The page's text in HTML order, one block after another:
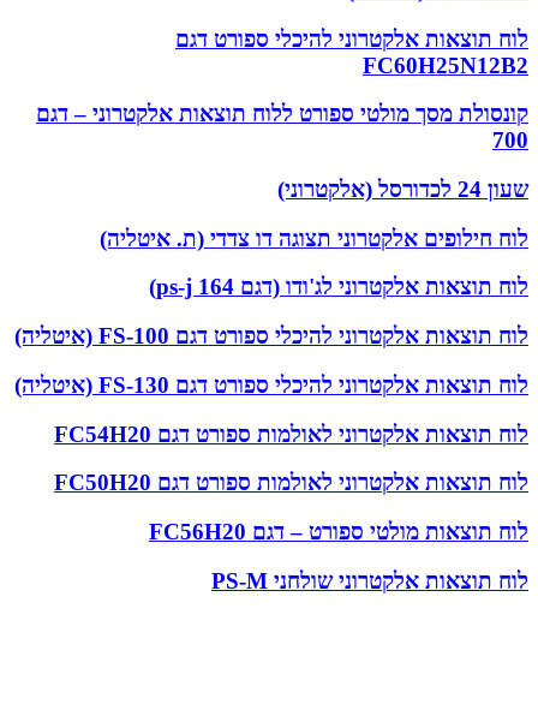
לוח תוצאות אלקטרוני להיכלי ספורט דגם
FC60H25N12B2
קונסולת מסך מולטי ספורט ללוח תוצאות אלקטרוני – דגם
700
שעון 24 לכדורסל (אלקטרוני)
לוח חילופים אלקטרוני תצוגה דו צדדי (ת. איטליה)
לוח תוצאות אלקטרוני לג'ודו (דגם ps-j 164)
לוח תוצאות אלקטרוני להיכלי ספורט דגם FS-100 (איטליה)
לוח תוצאות אלקטרוני להיכלי ספורט דגם FS-130 (איטליה)
לוח תוצאות אלקטרוני לאולמות ספורט דגם FC54H20
לוח תוצאות אלקטרוני לאולמות ספורט דגם FC50H20
לוח תוצאות מולטי ספורט – דגם FC56H20
לוח תוצאות אלקטרוני שולחני PS-M